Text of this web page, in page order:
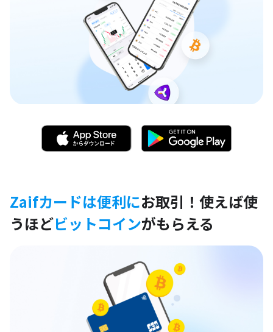
Zaifカードは便利にお取引！ 使えば使
うほどビットコインがもらえる